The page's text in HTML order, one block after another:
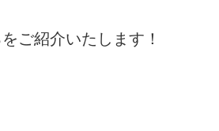
ご紹介いたします！